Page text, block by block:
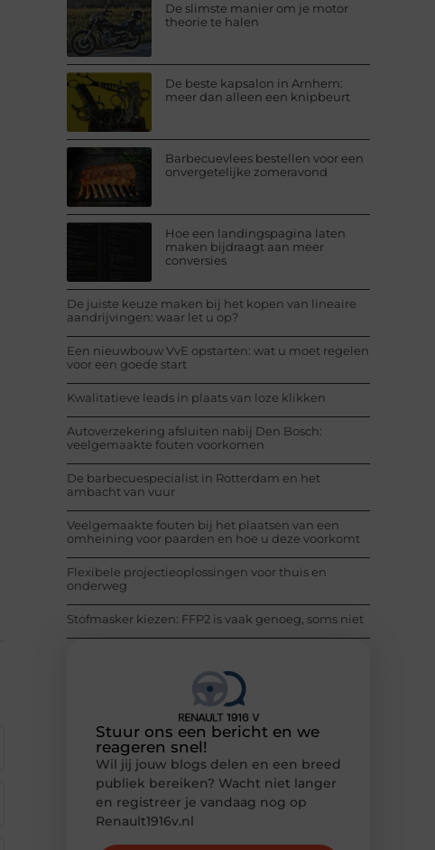
De slimste manier om je motor
theorie te halen
De beste kapsalon in Arnhem:
meer dan alleen een knipbeurt
Barbecuevlees bestellen voor een
onvergetelijke zomeravond
Hoe een landingspagina laten
maken bijdraagt aan meer
conversies
De juiste keuze maken bij het kopen van lineaire
aandrijvingen: waar let u op?
Een nieuwbouw VvE opstarten: wat u moet regelen
voor een goede start
Kwalitatieve leads in plaats van loze klikken
Autoverzekering afsluiten nabij Den Bosch:
veelgemaakte fouten voorkomen
De barbecuespecialist in Rotterdam en het
ambacht van vuur
Veelgemaakte fouten bij het plaatsen van een
omheining voor paarden en hoe u deze voorkomt
Flexibele projectieoplossingen voor thuis en
onderweg
Stofmasker kiezen: FFP2 is vaak genoeg, soms niet
Stuur ons een bericht en we
reageren snel!
Wil jij jouw blogs delen en een breed
publiek bereiken? Wacht niet langer
en registreer je vandaag nog op
Renault1916v.nl